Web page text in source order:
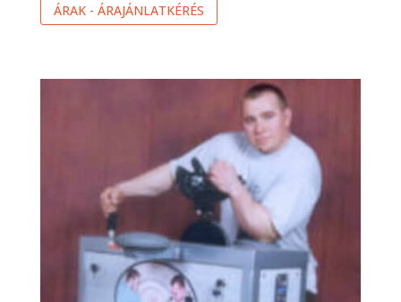
ÁRAK - ÁRAJÁNLATKÉRÉS